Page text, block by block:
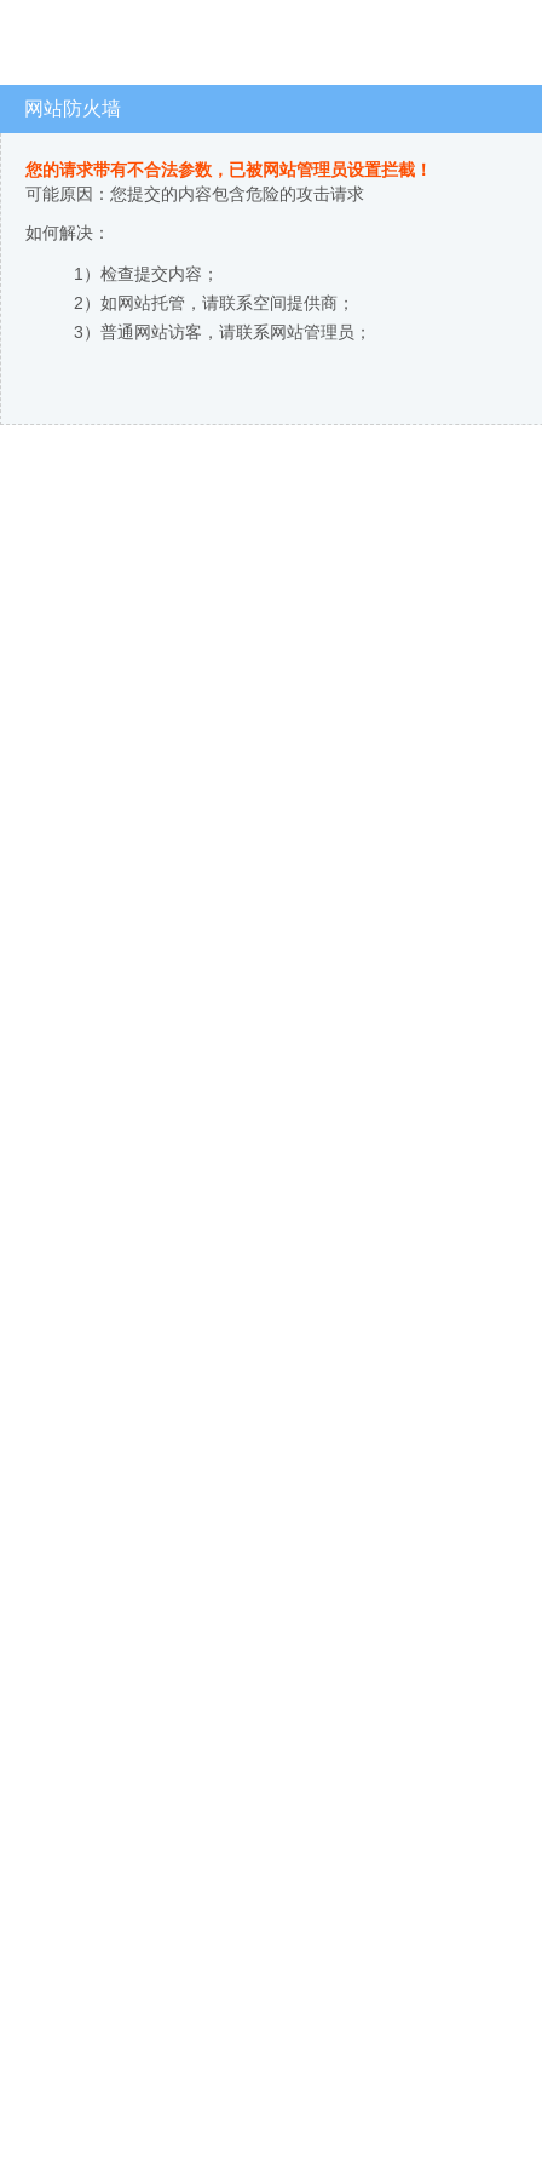
网站防火墙
您的请求带有不合法参数，已被网站管理员设置拦截！
可能原因：您提交的内容包含危险的攻击请求
如何解决：
1）检查提交内容；
2）如网站托管，请联系空间提供商；
3）普通网站访客，请联系网站管理员；